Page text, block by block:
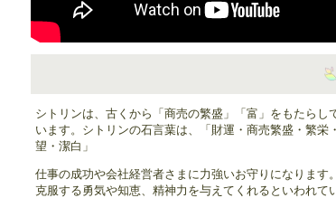
シトリンは、古くから「商売の繁盛」「富」をもたらし
います。シトリンの石言葉は、「財運・商売繁盛・繁栄
望・潔白」
仕事の成功や会社経営者さまに力強いお守りになります
克服する勇気や知恵、精神力を与えてくれるといわれて